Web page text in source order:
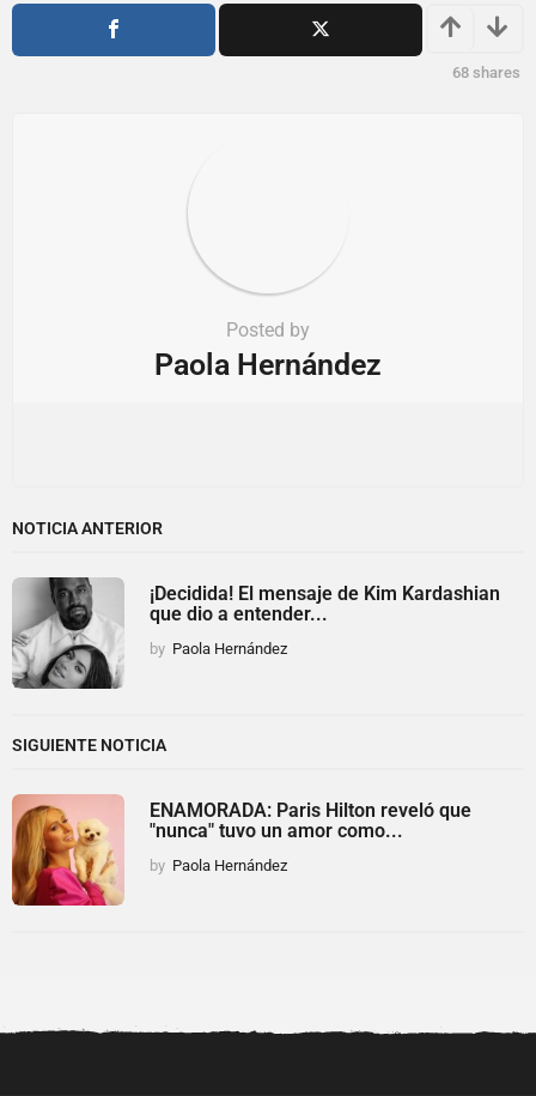
i
o
68 shares
Posted by
Paola Hernández
NOTICIA ANTERIOR
¡Decidida! El mensaje de Kim Kardashian
que dio a entender...
by Paola Hernández
SIGUIENTE NOTICIA
ENAMORADA: Paris Hilton reveló que
"nunca" tuvo un amor como...
by Paola Hernández